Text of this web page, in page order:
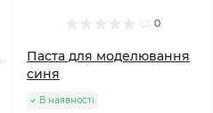
0
Паста для моделювання
синя
В наявності